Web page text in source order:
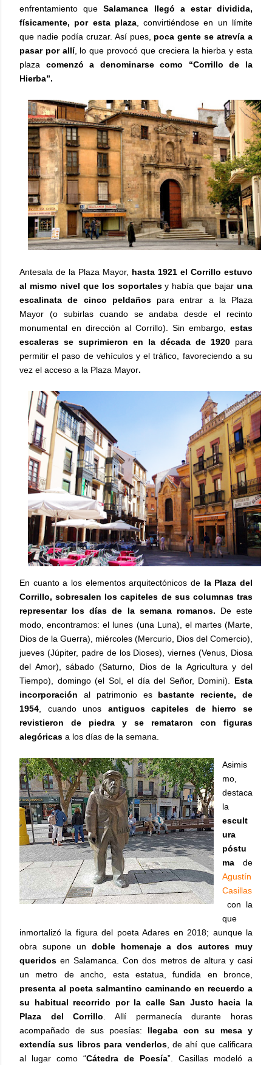
enfrentamiento queSalamanca llegó a estar dividida,
físicamente, por esta plaza, convirtiéndose en un límite
que nadie podía cruzar. Así pues, poca gente se atrevía a
pasar por allí, lo que provocó que creciera la hierba y esta
plaza comenzó a denominarse como
“Corrillo de la
Hierba”.
Antesala de la Plaza Mayor, hasta 1921 el Corrillo estuvo
al mismo nivel que los soportalesy había que bajaruna
escalinata de cinco peldañospara entrar a la Plaza
Mayor (o subirlas cuando se andaba desde el recinto
monumental en dirección al Corrillo). Sin embargo, estas
escaleras se suprimieron en la década de 1920 para
permitir el paso de vehículos y el tráfico, favoreciendo a su
vez el acceso a la Plaza Mayor.
En cuanto a los elementos arquitectónicos de la Plaza del
Corrillo, sobresalen los capiteles de sus columnas tras
representar los días de la semana romanos. De este
modo, encontramos: el lunes (una Luna), el martes (Marte,
Dios de la Guerra), miércoles (Mercurio, Dios del Comercio),
jueves (Júpiter, padre de los Dioses), viernes (Venus, Diosa
del Amor), sábado (Saturno, Dios de la Agricultura y del
Tiempo), domingo (el Sol, el día del Señor, Domini). Esta
incorporación al patrimonio es bastante reciente, de
1954, cuando unos antiguos capiteles de hierro se
revistieron de piedra y se remataron con figuras
alegóricas a los días de la semana.
Asimis
mo,
destaca
la
escult
ura
póstu
ma de
Agustín
Casillas
con la
que
inmortalizó la figura del poeta Adares en 2018; aunque la
obra supone un doble homenaje a dos autores muy
queridos en Salamanca. Con dos metros de altura y casi
un metro de ancho, esta estatua, fundida en bronce,
presenta al poeta salmantino caminando en recuerdo a
su habitual recorrido por la calle San Justo hacia la
Plaza del Corrillo. Allí permanecía durante horas
acompañado de sus poesías: llegaba con su mesa y
extendía sus libros para venderlos, de ahí que calificara
al lugar como “Cátedra de Poesía”. Casillas modeló a